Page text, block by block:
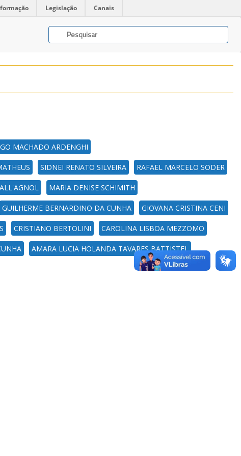
Legislação Canais
MACHADO ARDENGHI
SIDNEI RENATO SILVEIRA RAFAEL MARCELO SODER
MARIA DENISE SCHIMITH
GUILHERME BERNARDINO DA CUNHA GIOVANA CRISTINA CENI
CRISTIANO BERTOLINI CAROLINA LISBOA MEZZOMO
AMARA LUCIA HOLANDA TAVARES BATTISTEL